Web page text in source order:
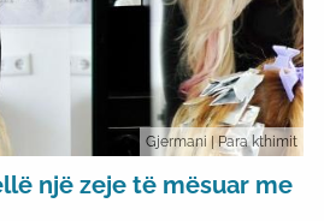
Gjermani | Para kthimit
një zeje të mësuar me